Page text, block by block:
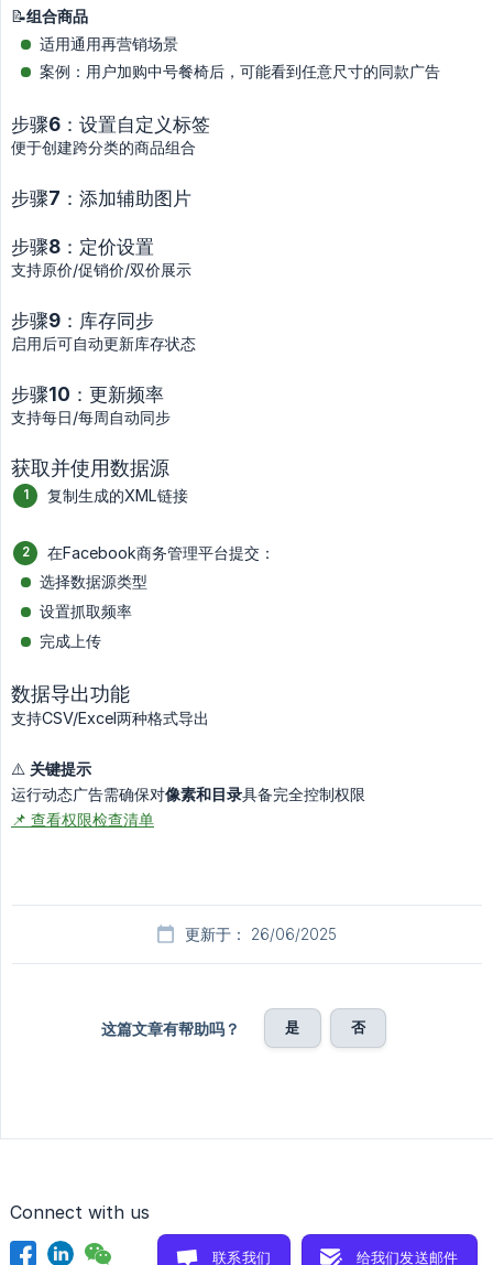
📝组合商品
适用通用再营销场景
案例：用户加购中号餐椅后，可能看到任意尺寸的同款广告
步骤6：设置自定义标签
便于创建跨分类的商品组合
步骤7：添加辅助图片
步骤8：定价设置
支持原价/促销价/双价展示
步骤9：库存同步
启用后可自动更新库存状态
步骤10：更新频率
支持每日/每周自动同步
获取并使用数据源
复制生成的XML链接
在Facebook商务管理平台提交：
选择数据源类型
设置抓取频率
完成上传
数据导出功能
支持CSV/Excel两种格式导出
⚠️ 关键提示
运行动态广告需确保对像素和目录具备完全控制权限
📌 查看权限检查清单
更新于： 26/06/2025
这篇文章有帮助吗？ 是 否
Connect with us
联系我们 给我们发送邮件